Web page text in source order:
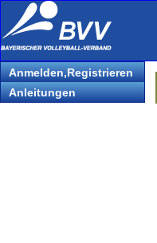
Anmelden,Registrieren
Anleitungen